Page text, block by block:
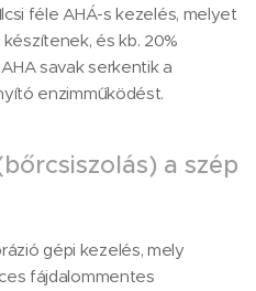
féle AHÁ-s kezelés, melyet
és kb. 20%
savak serkentik a
enzimműködést.
a szép
gépi kezelés, mely
fájdalommentes